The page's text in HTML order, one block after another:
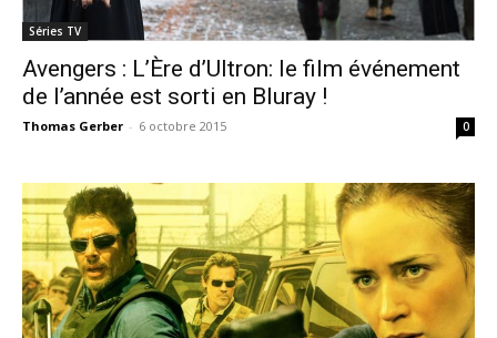
Séries TV
Avengers : L’Ère d’Ultron: le film événement
de l’année est sorti en Bluray !
Thomas Gerber - 6 octobre 2015 0